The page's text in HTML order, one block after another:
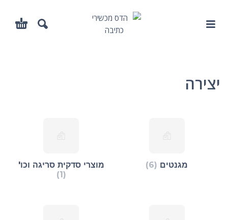
יצירה
מגנטים (6)
מוצרי סדקית סריגה וכו'
(1)